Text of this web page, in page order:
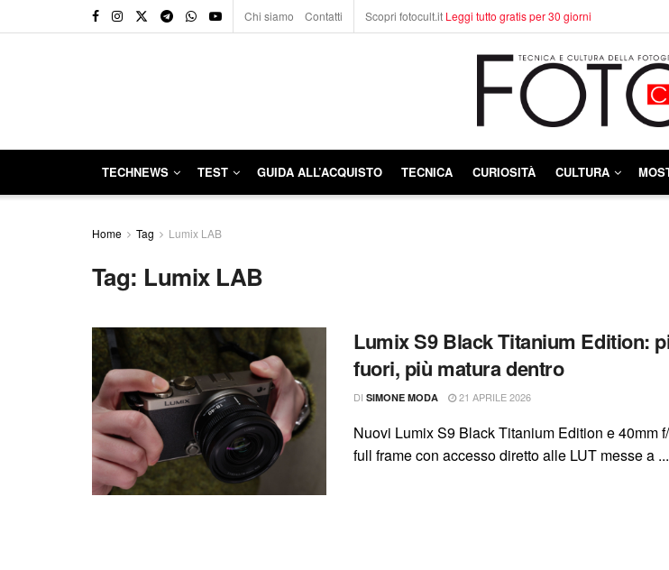
Chi siamo Contatti Scopri fotocult.it Leggi tutto gratis per 30 giorni
TECHNEWS TEST GUIDA ALL’ACQUISTO TECNICA CURIOSITÀ CULTURA
Home Tag Lumix LAB
Tag: Lumix LAB
Lumix S9 Black Titanium Edition:
fuori, più matura dentro
DI SIMONE MODA 21 APRILE 2026
Nuovi Lumix S9 Black Titanium Edition e 40mm
full frame con accesso diretto alle LUT messe a ...